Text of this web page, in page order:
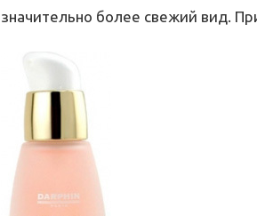
значительно более свежий вид.